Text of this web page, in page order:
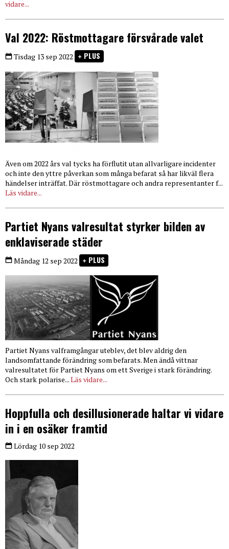
vidare...
Val 2022: Röstmottagare försvårade valet
Tisdag 13 sep 2022 PLUS
Även om 2022 års val tycks ha förflutit utan allvarligare incidenter
och inte den yttre påverkan som många befarat så har likväl flera
händelser inträffat. Där röstmottagare och andra representanter f...
Läs vidare...
Partiet Nyans valresultat styrker bilden av
enklaviserade städer
Måndag 12 sep 2022 PLUS
Partiet Nyans valframgångar uteblev, det blev aldrig den
landsomfattande förändring som befarats. Men ändå vittnar
valresultatet för Partiet Nyans om ett Sverige i stark förändring.
Och stark polarise...Läs vidare...
Hoppfulla och desillusionerade haltar vi vidare
in i en osäker framtid
Lördag 10 sep 2022